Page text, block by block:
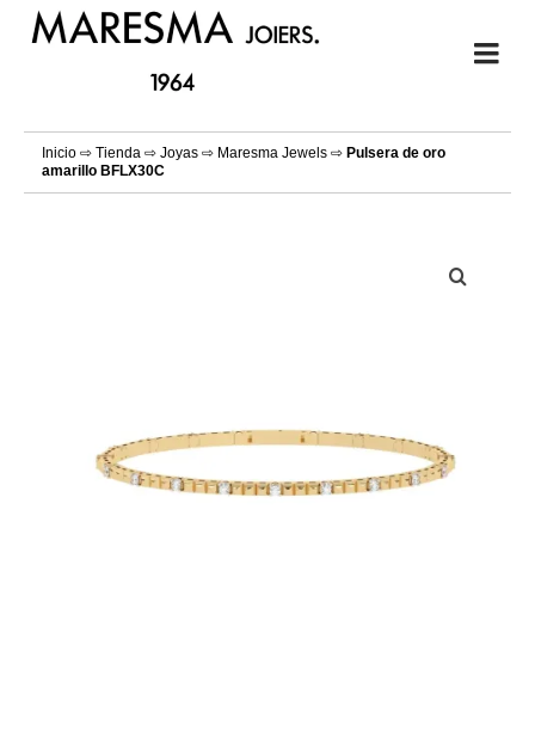
Inicio ⇨ Tienda ⇨ Joyas ⇨ Maresma Jewels ⇨ Pulsera de oro
amarillo BFLX30C